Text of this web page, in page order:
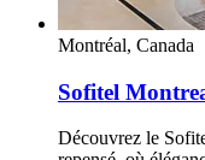
Montréal, Canada
Sofitel
Découvrez le